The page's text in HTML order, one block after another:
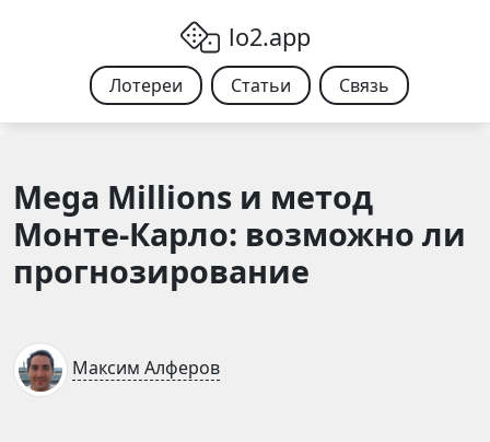
lo2.app
Лотереи Статьи Связь
Mega Millions и метод
Монте-Карло: возможно ли
прогнозирование
Максим Алферов